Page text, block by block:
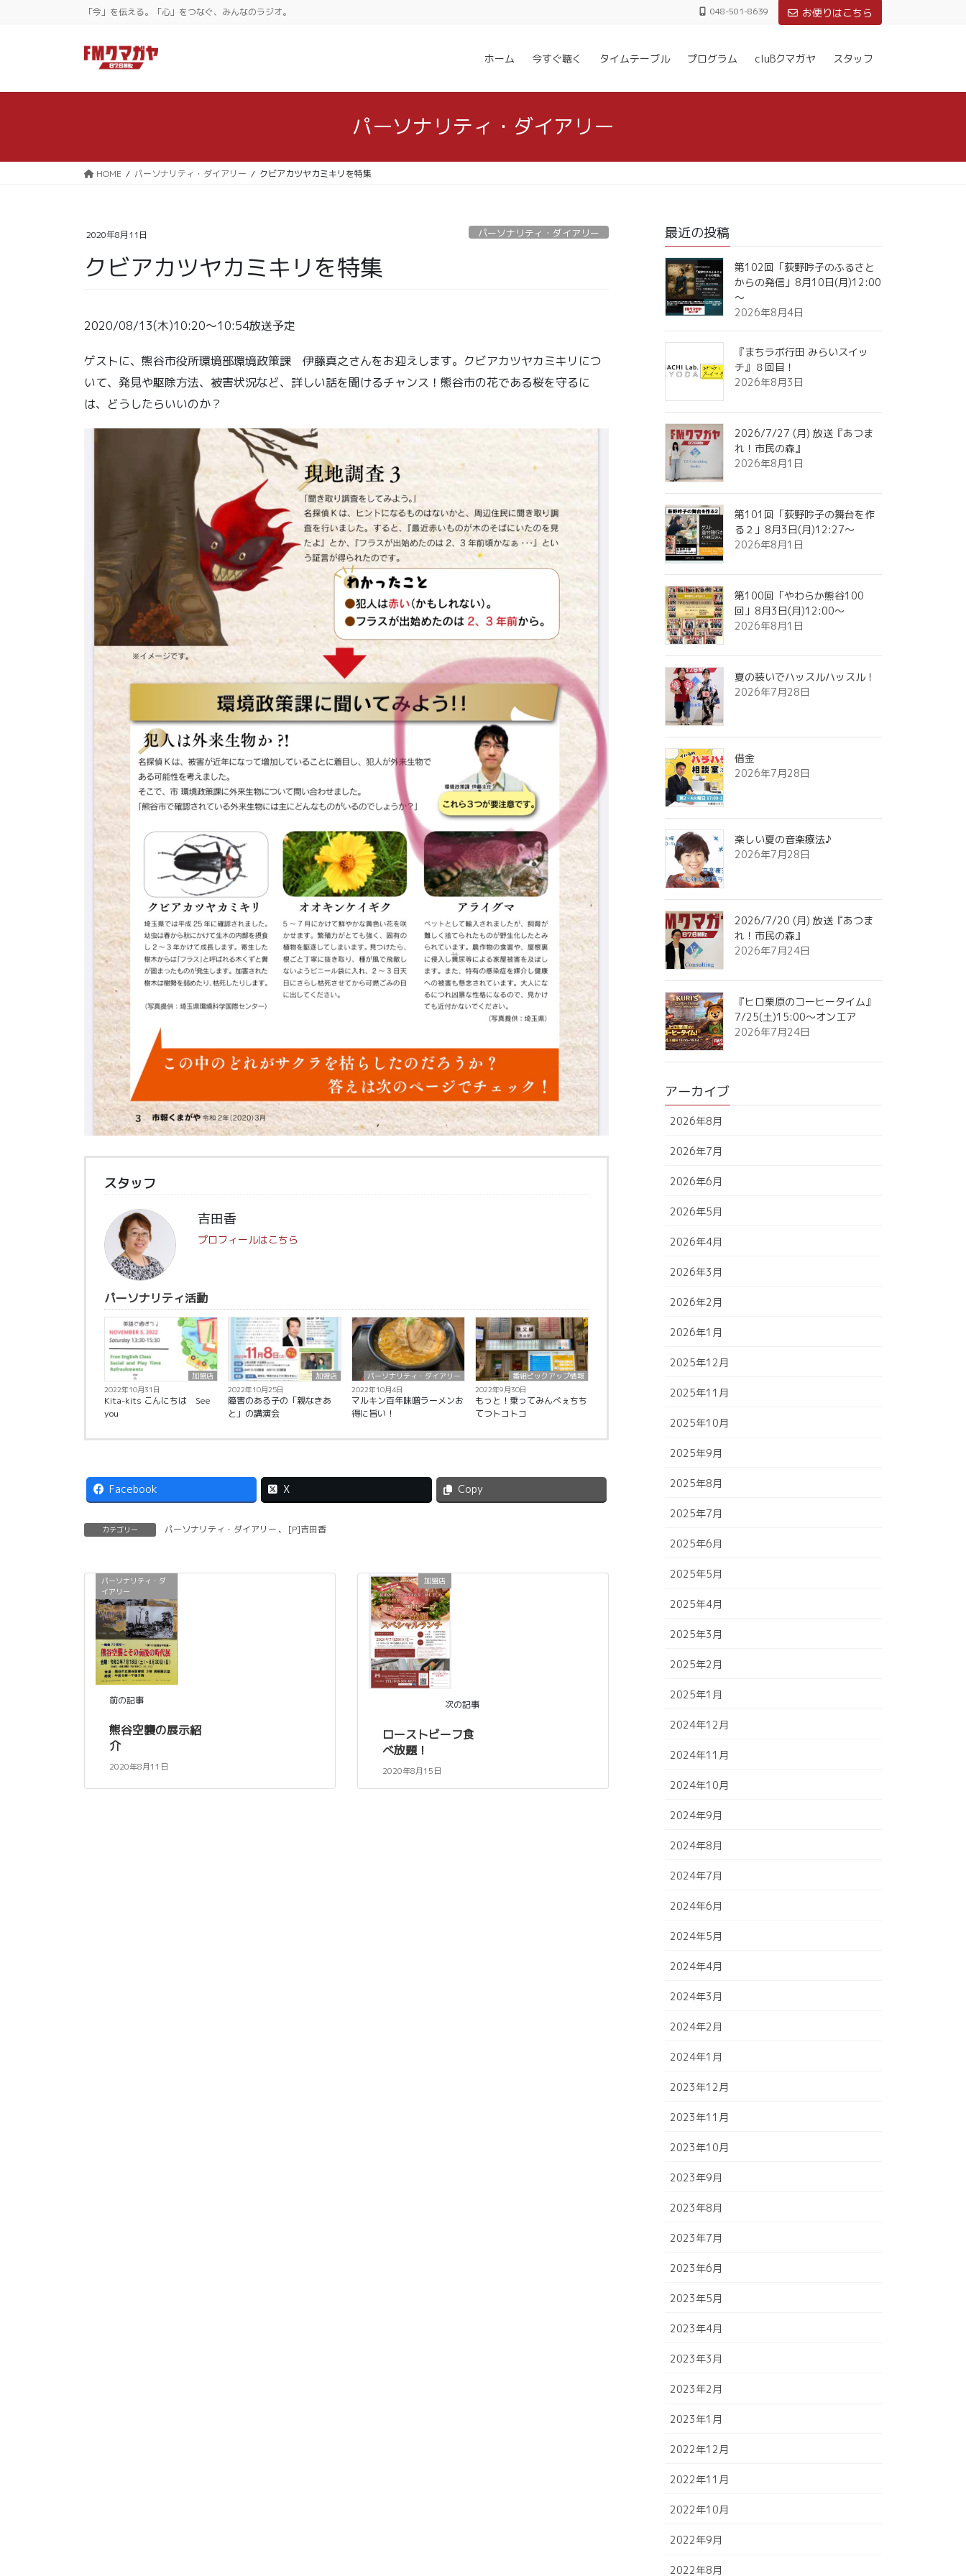
に
ョ
動
「今」を伝える。「心」をつなぐ、みんなのラジオ。 048-501-8639 お便りはこちら
ホーム 今すぐ聴く タイムテーブル プログラム cluBクマガヤ スタッフ
パーソナリティ・ダイアリー
HOME パーソナリティ・ダイアリー クビアカツヤカミキリを特集
2020年8月11日 パーソナリティ・ダイアリー
クビアカツヤカミキリを特集
2020/08/13(木)10:20〜10:54放送予定
ゲストに、熊谷市役所環境部環境政策課 伊藤真之さんをお迎えします。クビアカツヤカミキリにつ
いて、発見や駆除方法、被害状況など、詳しい話を聞けるチャンス！熊谷市の花である桜を守るに
は、どうしたらいいのか？
スタッフ
吉田香
プロフィールはこちら
パーソナリティ活動
加盟店
2022年10月31日
Kita-kits こんにちは See
you
加盟店
2022年10月25日
障害のある子の「親なきあ
と」の講演会
パーソナリティ・ダイアリー
2022年10月4日
マルキン百年味噌ラーメンお
得に旨い！
番組ピックアップ情報
2022年9月30日
もっと！乗ってみんべぇちち
てつトコトコ
Facebook X Copy
カテゴリー パーソナリティ・ダイアリー 、 [P]吉田香
パーソナリティ・ダ
イアリー
前の記事
熊谷空襲の展示紹
介
2020年8月11日
加盟店
次の記事
ローストビーフ食
べ放題！
2020年8月15日
最近の投稿
第102回「荻野吟子のふるさと
からの発信」8月10日(月)12:00
～
2026年8月4日
『まちラボ行田 みらいスイッ
チ』８回目！
2026年8月3日
2026/7/27 (月) 放送『あつま
れ！市民の森』
2026年8月1日
第101回「荻野吟子の舞台を作
る２」8月3日(月)12:27～
2026年8月1日
第100回「やわらか熊谷100
回」8月3日(月)12:00～
2026年8月1日
夏の装いでハッスルハッスル！
2026年7月28日
借金
2026年7月28日
楽しい夏の音楽療法♪
2026年7月28日
2026/7/20 (月) 放送『あつま
れ！市民の森』
2026年7月24日
『ヒロ栗原のコーヒータイム』
7/25(土)15:00～オンエア
2026年7月24日
アーカイブ
2026年8月
2026年7月
2026年6月
2026年5月
2026年4月
2026年3月
2026年2月
2026年1月
2025年12月
2025年11月
2025年10月
2025年9月
2025年8月
2025年7月
2025年6月
2025年5月
2025年4月
2025年3月
2025年2月
2025年1月
2024年12月
2024年11月
2024年10月
2024年9月
2024年8月
2024年7月
2024年6月
2024年5月
2024年4月
2024年3月
2024年2月
2024年1月
2023年12月
2023年11月
2023年10月
2023年9月
2023年8月
2023年7月
2023年6月
2023年5月
2023年4月
2023年3月
2023年2月
2023年1月
2022年12月
2022年11月
2022年10月
2022年9月
2022年8月